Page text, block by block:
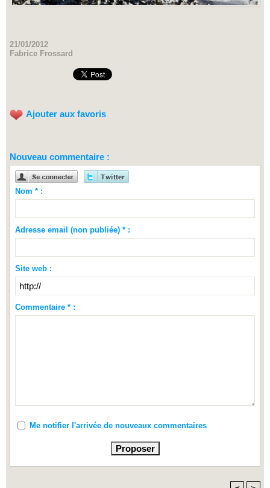
21/01/2012
Fabrice Frossard
Ajouter aux favoris
Nouveau commentaire :
Nom * :
Adresse email (non publiée) * :
Site web :
Commentaire * :
Me notifier l'arrivée de nouveaux commentaires